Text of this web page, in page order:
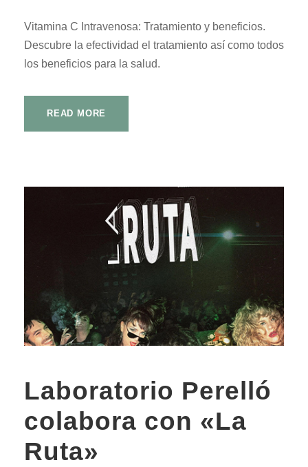
Vitamina C Intravenosa: Tratamiento y beneficios.
Descubre la efectividad el tratamiento así como todos
los beneficios para la salud.
READ MORE
Laboratorio Perelló
colabora con «La
Ruta»